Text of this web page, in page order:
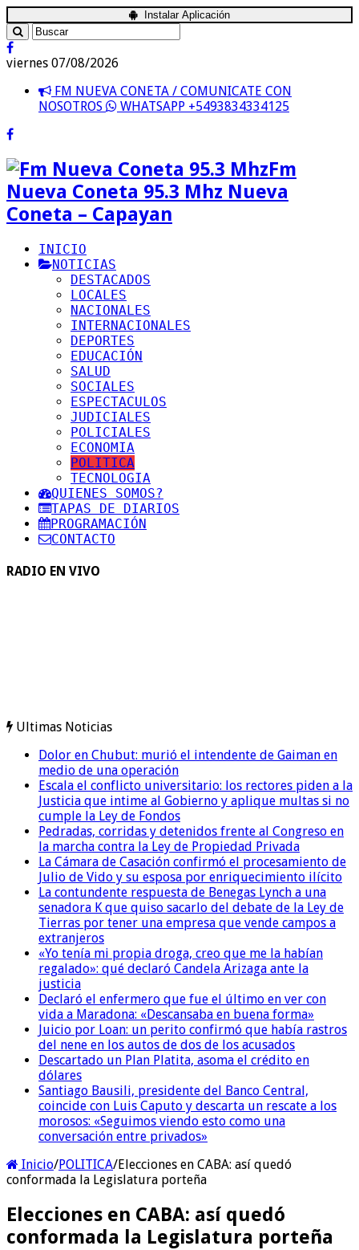
Instalar Aplicación
viernes 07/08/2026
FM NUEVA CONETA / COMUNICATE CON
NOSOTROS
WHATSAPP +5493834334125
Fm
Nueva Coneta 95.3 Mhz Nueva
Coneta – Capayan
INICIO
NOTICIAS
DESTACADOS
LOCALES
NACIONALES
INTERNACIONALES
DEPORTES
EDUCACIÓN
SALUD
SOCIALES
ESPECTACULOS
JUDICIALES
POLICIALES
ECONOMIA
POLITICA
TECNOLOGIA
QUIENES SOMOS?
TAPAS DE DIARIOS
PROGRAMACIÓN
CONTACTO
RADIO EN VIVO
Ultimas Noticias
Dolor en Chubut: murió el intendente de Gaiman en
medio de una operación
Escala el conflicto universitario: los rectores piden a la
Justicia que intime al Gobierno y aplique multas si no
cumple la Ley de Fondos
Pedradas, corridas y detenidos frente al Congreso en
la marcha contra la Ley de Propiedad Privada
La Cámara de Casación confirmó el procesamiento de
Julio de Vido y su esposa por enriquecimiento ilícito
La contundente respuesta de Benegas Lynch a una
senadora K que quiso sacarlo del debate de la Ley de
Tierras por tener una empresa que vende campos a
extranjeros
«Yo tenía mi propia droga, creo que me la habían
regalado»: qué declaró Candela Arizaga ante la
justicia
Declaró el enfermero que fue el último en ver con
vida a Maradona: «Descansaba en buena forma»
Juicio por Loan: un perito confirmó que había rastros
del nene en los autos de dos de los acusados
Descartado un Plan Platita, asoma el crédito en
dólares
Santiago Bausili, presidente del Banco Central,
coincide con Luis Caputo y descarta un rescate a los
morosos: «Seguimos viendo esto como una
conversación entre privados»
Inicio/POLITICA/Elecciones en CABA: así quedó
conformada la Legislatura porteña
Elecciones en CABA: así quedó
conformada la Legislatura porteña